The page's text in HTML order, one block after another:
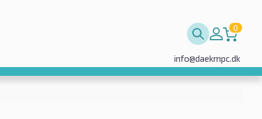
0
info@daekmpc.dk